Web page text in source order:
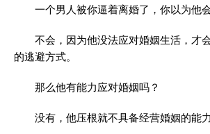
一个男人被你逼着离婚了，你以为他
不会，因为他没法应对婚姻生活，才
的逃避方式。
那么他有能力应对婚姻吗？
没有，他压根就不具备经营婚姻的能力